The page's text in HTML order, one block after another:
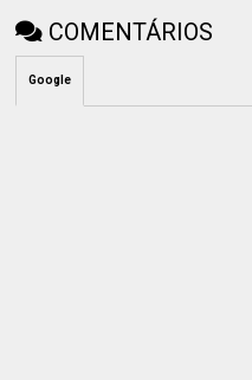
COMENTÁRIOS
Google